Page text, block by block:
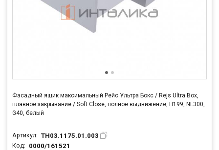
Фасадный ящик максимальный Рейс Ультра Бокс / Rejs Ultra Box,
плавное закрывание / Soft Close, полное выдвижение, H199, NL300,
G40, белый
Артикул: TH03.1175.01.003
Код: 0000/161521